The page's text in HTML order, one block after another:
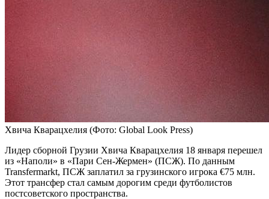
Хвича Кварацхелия (Фото: Global Look Press)
Лидер сборной Грузии Хвича Кварацхелия 18 января перешел
из «Наполи» в «Пари Сен-Жермен» (ПСЖ). По данным
Transfermarkt, ПСЖ заплатил за грузинского игрока €75 млн.
Этот трансфер стал самым дорогим среди футболистов
постсоветского пространства.